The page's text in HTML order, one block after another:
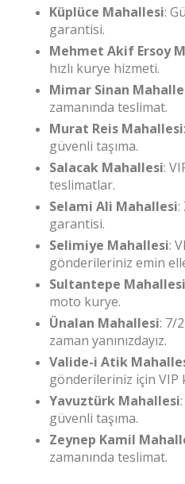
Küplüce Mahallesi:
garantisi.
Mehmet Akif Ersoy
hızlı kurye hizmeti.
Mimar Sinan
zamanında teslimat.
Murat Reis Mahallesi
güvenli taşıma.
Salacak Mahallesi:
teslimatlar.
Selami Ali Mahallesi:
garantisi.
Selimiye Mahallesi:
gönderileriniz emin
Sultantepe Mahallesi
moto kurye.
Ünalan Mahallesi: 7/
zaman yanınızdayız.
Valide-i Atik
gönderileriniz için VIP
Yavuztürk Mahallesi
güvenli taşıma.
Zeynep Kamil
zamanında teslimat.